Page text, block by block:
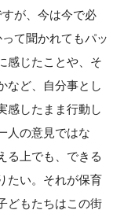
が、今は今で必
て聞かれてもパッ
感じたことや、そ
など、自分事とし
感したまま行動し
人の意見ではな
る上でも、できる
たい。それが保育
どもたちはこの街